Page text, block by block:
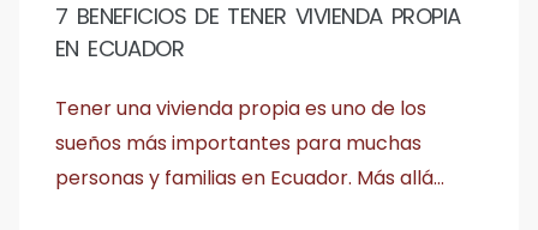
7 BENEFICIOS DE TENER VIVIENDA PROPIA
EN ECUADOR
Tener una vivienda propia es uno de los
sueños más importantes para muchas
personas y familias en Ecuador. Más allá…